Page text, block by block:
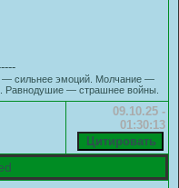
— сильнее эмоций. Молчание —
Равнодушие — страшнее войны.
09.10.25 -
01:30:13